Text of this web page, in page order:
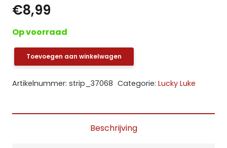
€8,99
Op voorraad
Lucky
Toevoegen aan winkelwagen
Artikelnummer: strip_37068 Categorie: Lucky Luke
Beschrijving